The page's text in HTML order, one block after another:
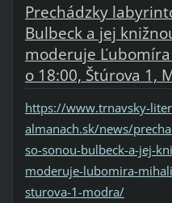
Prechádzky
Bulbeck a jej
moderuje
o 18:00, Štúrova 1,
https://www.trnavsky-
almanach.sk/news/
so-sonou-bulbeck-a-jej-
moderuje-lubomira-
sturova-1-modra/